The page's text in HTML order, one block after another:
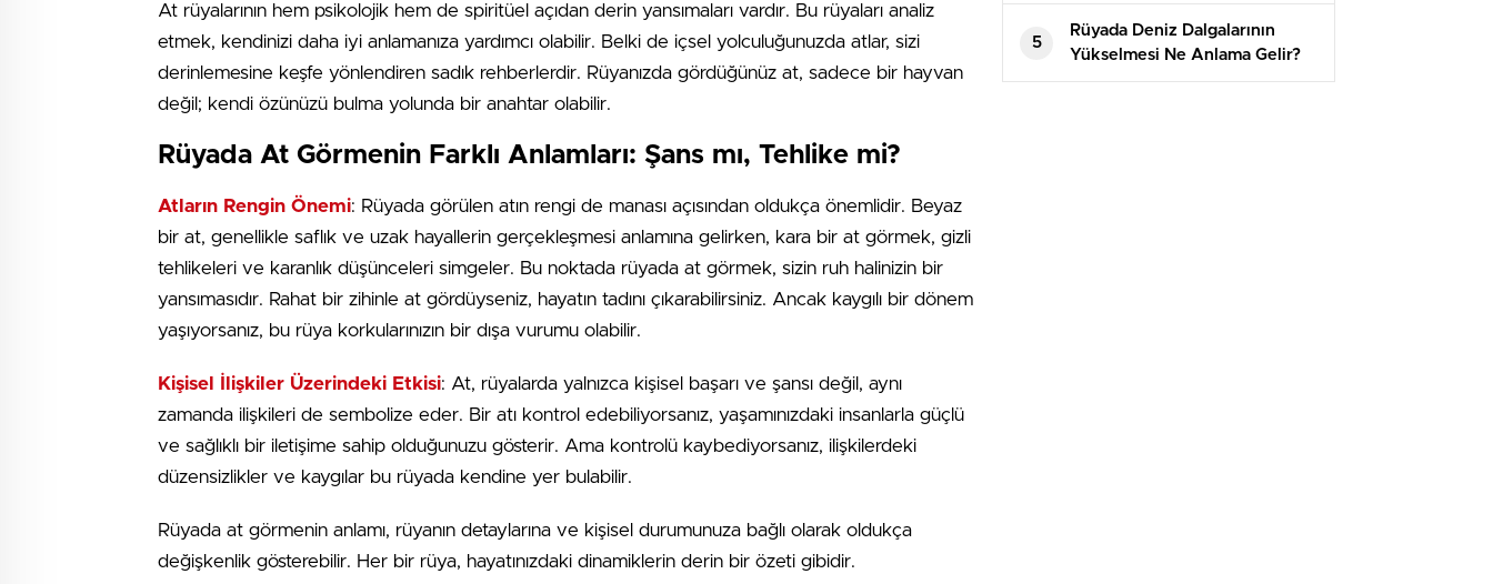
At rüyalarının hem psikolojik hem de spiritüel açıdan derin yansımaları vardır. Bu rüyaları analiz
etmek, kendinizi daha iyi anlamanıza yardımcı olabilir. Belki de içsel yolculuğunuzda atlar, sizi
derinlemesine keşfe yönlendiren sadık rehberlerdir. Rüyanızda gördüğünüz at, sadece bir hayvan
değil; kendi özünüzü bulma yolunda bir anahtar olabilir.
Rüyada At Görmenin Farklı Anlamları: Şans mı, Tehlike mi?
Atların Rengin Önemi: Rüyada görülen atın rengi de manası açısından oldukça önemlidir. Beyaz
bir at, genellikle saflık ve uzak hayallerin gerçekleşmesi anlamına gelirken, kara bir at görmek, gizli
tehlikeleri ve karanlık düşünceleri simgeler. Bu noktada rüyada at görmek, sizin ruh halinizin bir
yansımasıdır. Rahat bir zihinle at gördüyseniz, hayatın tadını çıkarabilirsiniz. Ancak kaygılı bir dönem
yaşıyorsanız, bu rüya korkularınızın bir dışa vurumu olabilir.
Kişisel İlişkiler Üzerindeki Etkisi: At, rüyalarda yalnızca kişisel başarı ve şansı değil, aynı
zamanda ilişkileri de sembolize eder. Bir atı kontrol edebiliyorsanız, yaşamınızdaki insanlarla güçlü
ve sağlıklı bir iletişime sahip olduğunuzu gösterir. Ama kontrolü kaybediyorsanız, ilişkilerdeki
düzensizlikler ve kaygılar bu rüyada kendine yer bulabilir.
Rüyada at görmenin anlamı, rüyanın detaylarına ve kişisel durumunuza bağlı olarak oldukça
değişkenlik gösterebilir. Her bir rüya, hayatınızdaki dinamiklerin derin bir özeti gibidir.
5
Rüyada Deniz Dalgalarının
Yükselmesi Ne Anlama Gelir?